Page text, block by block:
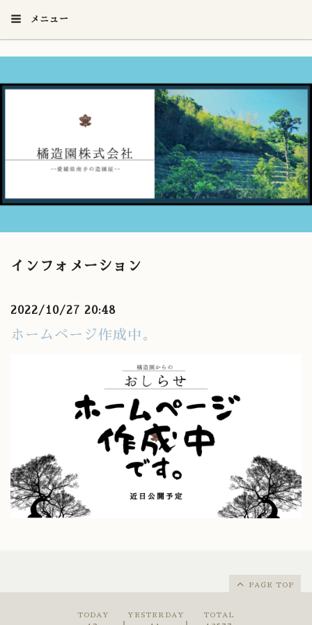
メニュー
インフォメーション
2022/10/27 20:48
ホームページ作成中。
PAGE TOP
TODAY YESTERDAY TOTAL